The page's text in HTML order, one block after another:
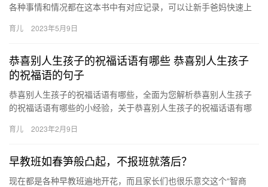
各种事情和情况都在这本书中有对应记录，可以让新手爸妈快速上
年经…
育儿 2023年5月9日
恭喜别人生孩子的祝福话语有哪些 恭喜别人生孩子
的祝福语的句子
恭喜别人生孩子的祝福话语有哪些，全面为您解析恭喜别人生孩子
的祝福话语有哪些的小经验，关于恭喜别人生孩子的祝福话语有哪
喜…
育儿 2023年2月9日
早教班如春笋般凸起，不报班就落后？
现在都是各种早教班遍地开花，而且家长们也很乐意交这个“智商